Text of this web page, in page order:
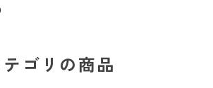
ト
ゴリの商品